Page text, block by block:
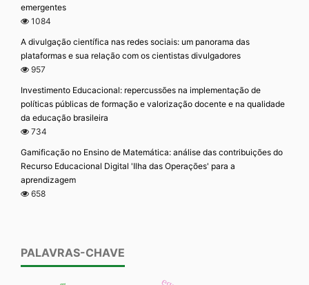
emergentes
1084
A divulgação científica nas redes sociais: um panorama das
plataformas e sua relação com os cientistas divulgadores
957
Investimento Educacional: repercussões na implementação de
políticas públicas de formação e valorização docente e na qualidade
da educação brasileira
734
Gamificação no Ensino de Matemática: análise das contribuições do
Recurso Educacional Digital 'Ilha das Operações' para a
aprendizagem
658
PALAVRAS-CHAVE